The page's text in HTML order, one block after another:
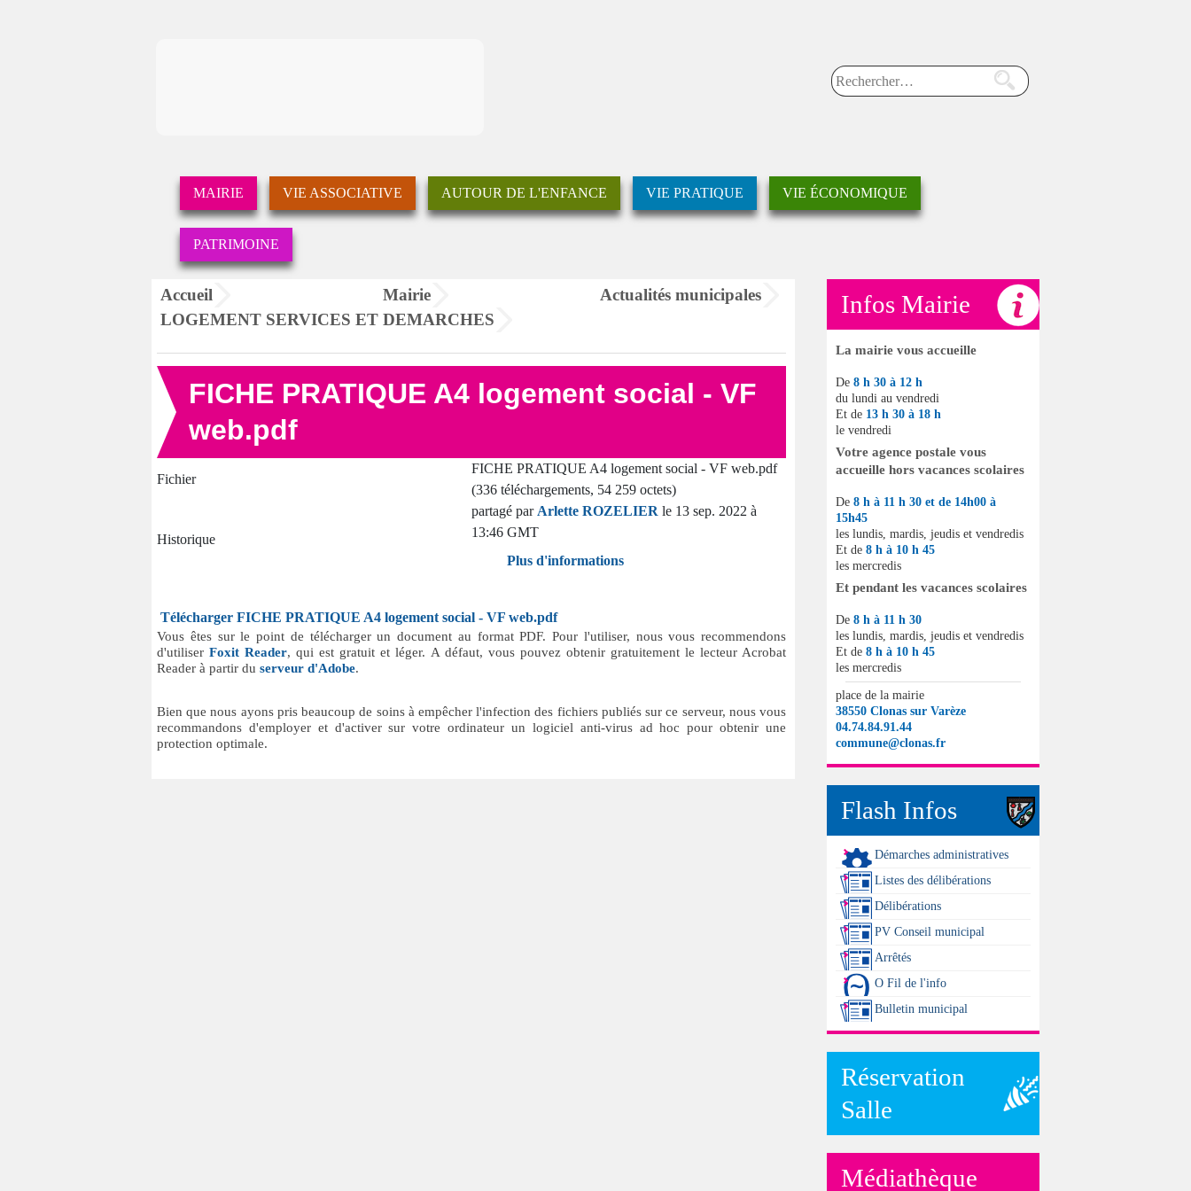
Rechercher sur le site
MAIRIE VIE ASSOCIATIVE AUTOUR DE L'ENFANCE VIE PRATIQUE VIE ÉCONOMIQUE
PATRIMOINE
Accueil Mairie
Actualités municipales
LOGEMENT SERVICES ET DEMARCHES
FICHE PRATIQUE A4 logement social - VF
web.pdf
Fichier
FICHE PRATIQUE A4 logement social - VF web.pdf
(336 téléchargements, 54 259 octets)
Historique
partagé par Arlette ROZELIER le 13 sep. 2022 à
13:46 GMT
Plus d'informations
Télécharger FICHE PRATIQUE A4 logement social - VF web.pdf
Vous êtes sur le point de télécharger un document au format PDF. Pour l'utiliser, nous vous recommendons
d'utiliserFoxit Reader, qui est gratuit et léger. A défaut, vous pouvez obtenir gratuitement le lecteur Acrobat
Reader à partir du serveur d'Adobe.
Bien que nous ayons pris beaucoup de soins à empêcher l'infection des fichiers publiés sur ce serveur, nous vous
recommandons d'employer et d'activer sur votre ordinateur un logiciel anti-virus ad hoc pour obtenir une
protection optimale.
Infos Mairie
La mairie vous accueille
De 8 h 30 à 12 h
du lundi au vendredi
Et de 13 h 30 à 18 h
le vendredi
Votre agence postale vous
accueille hors vacances scolaires
De 8 h à 11 h 30 et de 14h00 à
15h45
les lundis, mardis, jeudis et vendredis
Et de 8 h à 10 h 45
les mercredis
Et pendant les vacances scolaires
De 8 h à 11 h 30
les lundis, mardis, jeudis et vendredis
Et de 8 h à 10 h 45
les mercredis
place de la mairie
38550 Clonas sur Varèze
04.74.84.91.44
commune@clonas.fr
Flash Infos
Démarches administratives
Listes des délibérations
Délibérations
PV Conseil municipal
Arrêtés
O Fil de l'info
Bulletin municipal
Réservation
Salle
Médiathèque